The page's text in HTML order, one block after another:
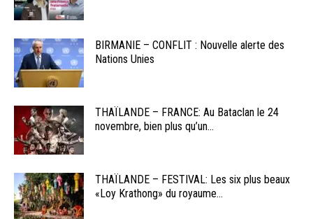
BIRMANIE – CONFLIT : Nouvelle alerte des
Nations Unies
THAÏLANDE – FRANCE: Au Bataclan le 24
novembre, bien plus qu’un...
THAÏLANDE – FESTIVAL: Les six plus beaux
«Loy Krathong» du royaume...